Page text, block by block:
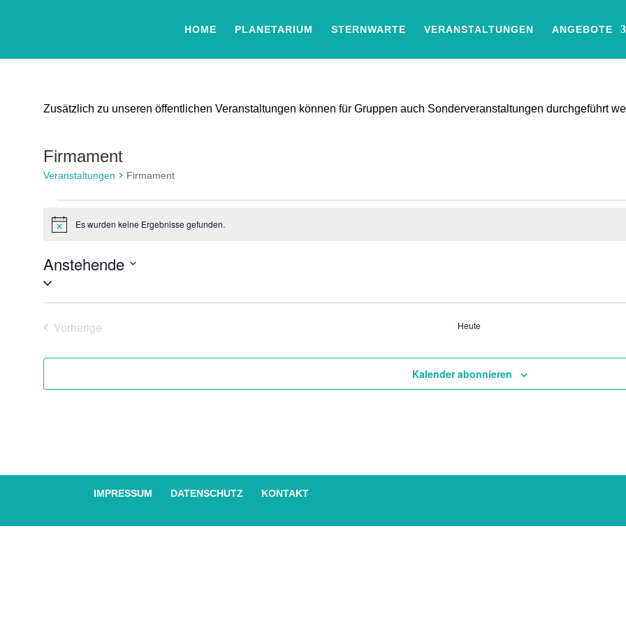
HOME PLANETARIUM STERNWARTE VERANSTALTUNGEN ANGEBOTE
Zusätzlich zu unseren öffentlichen Veranstaltungen können für Gruppen auch Sonderveranstaltungen durchgeführt
Firmament
Veranstaltungen Firmament
Veranstaltungen
HinweisEs wurden keine Ergebnisse gefunden.
Anstehende
Datum
Vorherige
Heute
Kalender abonnieren
IMPRESSUM DATENSCHUTZ KONTAKT